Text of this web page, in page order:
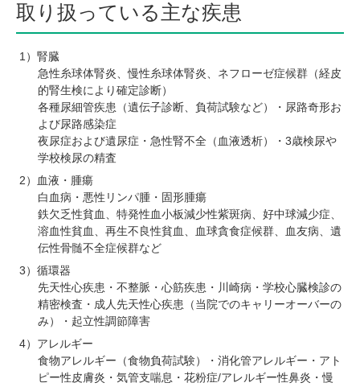
取り扱っている主な疾患
腎臓
急性糸球体腎炎、慢性糸球体腎炎、ネフローゼ症候群（経皮
的腎生検により確定診断）
各種尿細管疾患（遺伝子診断、負荷試験など）・尿路奇形お
よび尿路感染症
夜尿症および遺尿症・急性腎不全（血液透析）・3歳検尿や
学校検尿の精査
血液・腫瘍
白血病・悪性リンパ腫・固形腫瘍
鉄欠乏性貧血、特発性血小板減少性紫斑病、好中球減少症、
溶血性貧血、再生不良性貧血、血球貪食症候群、血友病、遺
伝性骨髄不全症候群など
循環器
先天性心疾患・不整脈・心筋疾患・川崎病・学校心臓検診の
精密検査・成人先天性心疾患（当院でのキャリーオーバーの
み）・起立性調節障害
アレルギー
食物アレルギー（食物負荷試験）・消化管アレルギー・アト
ピー性皮膚炎・気管支喘息・花粉症/アレルギー性鼻炎・慢